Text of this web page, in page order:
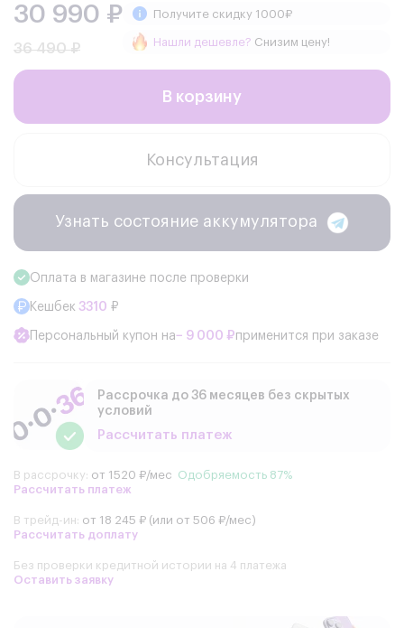
30 990 ₽
36 490 ₽
Получите скидку 1000₽
Нашли дешевле? Снизим цену!
В корзину
Консультация
Узнать состояние аккумулятора
Оплата в магазине после проверки
Кешбек 3310 ₽
Персональный купон на− 9 000 ₽применится при заказе
Рассрочка до 36 месяцев без скрытых
условий
Рассчитать платеж
В рассрочку: от 1520 ₽/мес Одобряемость 87%
Рассчитать платеж
В трейд-ин: от 18 245 ₽ (или от 506 ₽/мес)
Рассчитать доплату
Без проверки кредитной истории на 4 платежа
Оставить заявку